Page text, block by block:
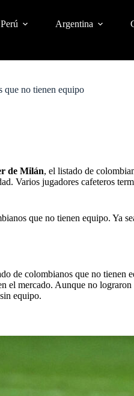
Perú Argentina
que no tienen equipo
de Milán, el listado de
Varios jugadores cafeteros
que no tienen equipo. Ya
de colombianos que no
el mercado. Aunque no
equipo.